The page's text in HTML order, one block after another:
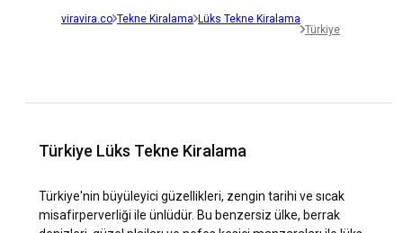
viravira.co Tekne Kiralama Lüks Tekne Kiralama
Türkiye
Türkiye Lüks Tekne Kiralama
Türkiye'nin büyüleyici güzellikleri, zengin tarihi ve sıcak
misafirperverliği ile ünlüdür. Bu benzersiz ülke, berrak